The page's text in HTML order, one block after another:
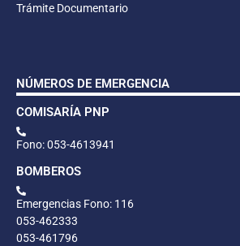
Trámite Documentario
NÚMEROS DE EMERGENCIA
COMISARÍA PNP
Fono: 053-4613941
BOMBEROS
Emergencias Fono: 116
053-462333
053-461796